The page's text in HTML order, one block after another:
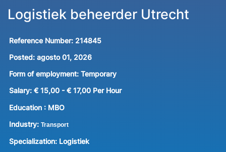
Logistiek beheerder Utrecht
Reference Number: 214845
Posted: agosto 01, 2026
Form of employment: Temporary
Salary: € 15,00 - € 17,00 Per Hour
Education : MBO
Industry: Transport
Specialization: Logistiek